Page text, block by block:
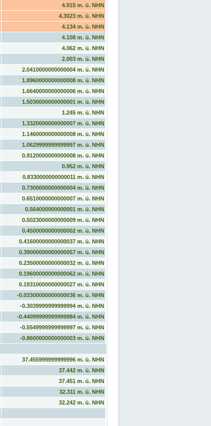
4.915 m. ü. NHN
4.3023 m. ü. NHN
4.134 m. ü. NHN
4.108 m. ü. NHN
4.062 m. ü. NHN
2.003 m. ü. NHN
2.0410000000000004 m. ü. NHN
1.8960000000000008 m. ü. NHN
1.6640000000000006 m. ü. NHN
1.5030000000000001 m. ü. NHN
1.245 m. ü. NHN
1.3320000000000007 m. ü. NHN
1.1460000000000008 m. ü. NHN
1.0629999999999997 m. ü. NHN
0.9120000000000008 m. ü. NHN
0.952 m. ü. NHN
0.8330000000000011 m. ü. NHN
0.7300000000000004 m. ü. NHN
0.6510000000000007 m. ü. NHN
0.564000000000001 m. ü. NHN
0.5023000000000009 m. ü. NHN
0.4500000000000002 m. ü. NHN
0.41600000000000037 m. ü. NHN
0.39000000000000057 m. ü. NHN
0.23500000000000032 m. ü. NHN
0.19600000000000062 m. ü. NHN
0.19310000000000027 m. ü. NHN
-0.03300000000000036 m. ü. NHN
-0.3039999999999994 m. ü. NHN
-0.44099999999999984 m. ü. NHN
-0.5549999999999997 m. ü. NHN
-0.8600000000000003 m. ü. NHN
37.455999999999996 m. ü. NHN
37.442 m. ü. NHN
37.451 m. ü. NHN
32.311 m. ü. NHN
32.242 m. ü. NHN